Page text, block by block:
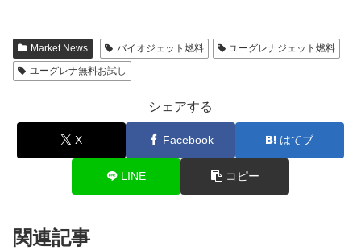
Market News バイオジェット燃料
ユーグレナジェット燃料
ユーグレナ無料お試し
シェアする
X Facebook はてブ
LINE コピー
関連記事